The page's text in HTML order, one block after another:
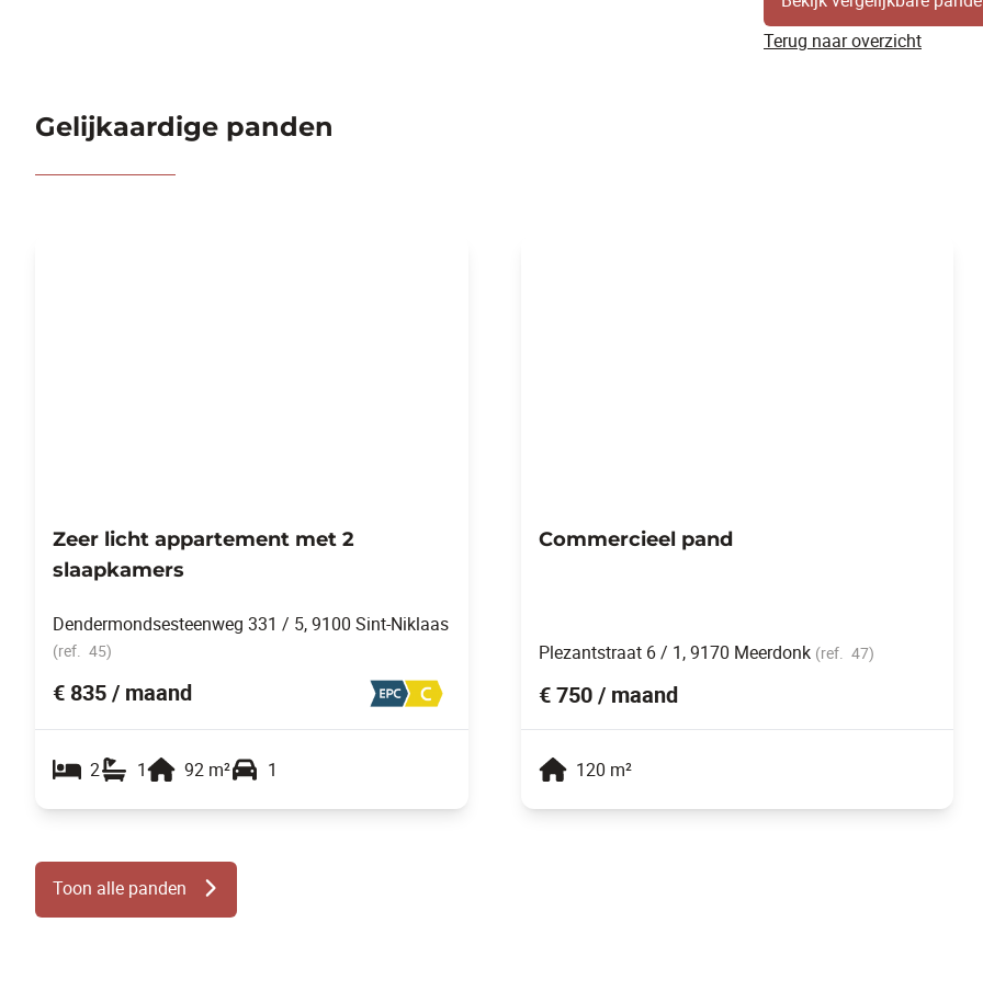
Terug naar overzicht
Gelijkaardige panden
Zeer licht appartement met 2
slaapkamers
Dendermondsesteenweg 331 / 5, 9100 Sint-Niklaas
(ref. 45)
€ 835 / maand
2 1 92 m² 1
Commercieel pand
Plezantstraat 6 / 1, 9170 Meerdonk (ref. 47)
€ 750 / maand
120 m²
Toon alle panden